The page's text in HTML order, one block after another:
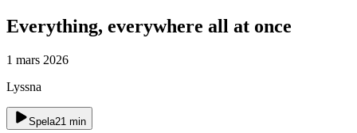
Everything, everywhere all at once
1 mars 2026
Lyssna
Spela21 min